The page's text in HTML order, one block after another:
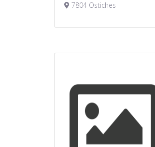
7804 Ostiches